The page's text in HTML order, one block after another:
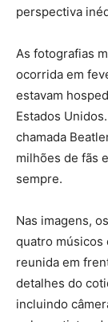
perspectiva
As fotografias
ocorrida em
estavam
Estados
chamada
milhões de fãs
sempre.
Nas imagens,
quatro músicos
reunida em
detalhes do
incluindo